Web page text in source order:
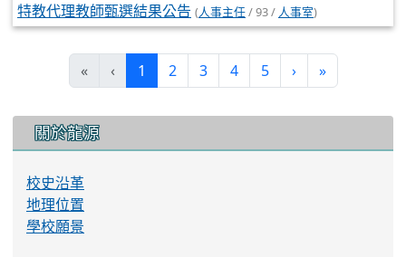
特教代理教師甄選結果公告 (人事主任/ 93 / 人事室)
« ‹ 1 (current)
2 3 4 5 › »
關於龍源
校史沿革
地理位置
學校願景